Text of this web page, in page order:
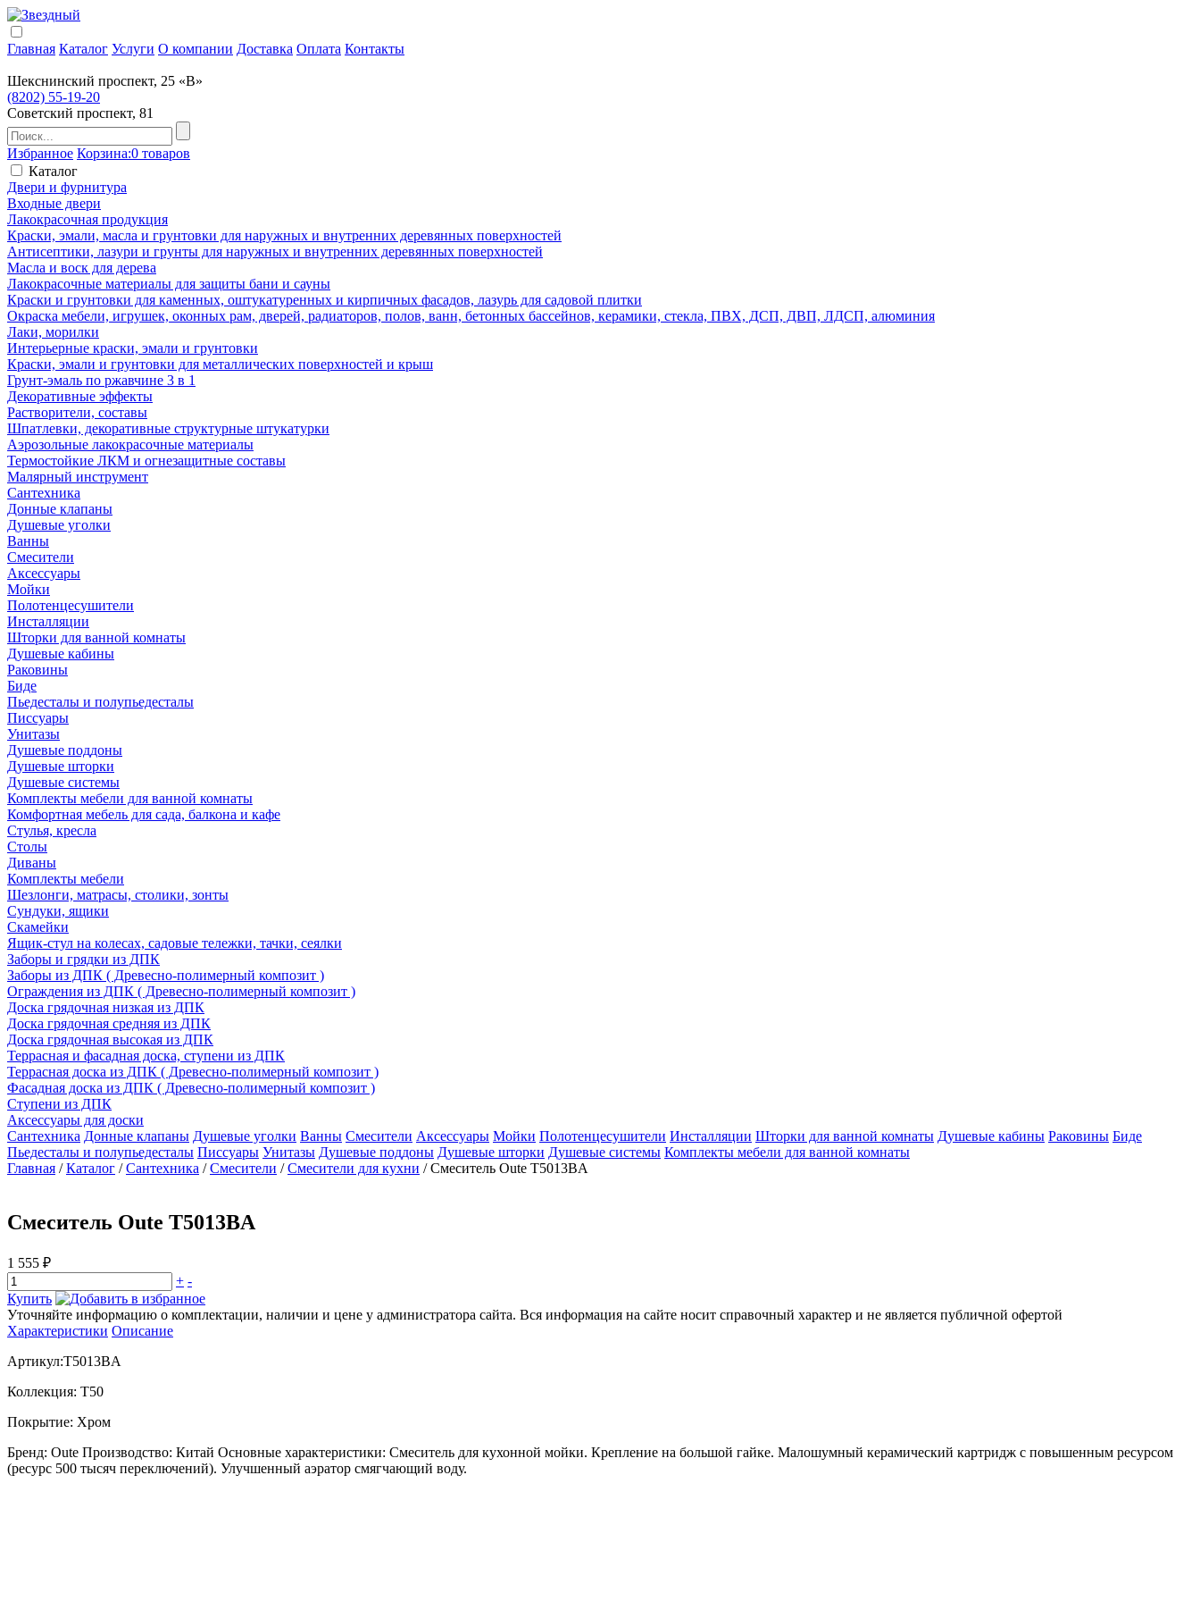
Главная Каталог Услуги О компании Доставка Оплата Контакты
Шекснинский проспект, 25 «В»
(8202) 55-19-20
Советский проспект, 81
Избранное Корзина:0 товаров
Каталог
Двери и фурнитура
Входные двери
Лакокрасочная продукция
Краски, эмали, масла и грунтовки для наружных и внутренних деревянных поверхностей
Антисептики, лазури и грунты для наружных и внутренних деревянных поверхностей
Масла и воск для дерева
Лакокрасочные материалы для защиты бани и сауны
Краски и грунтовки для каменных, оштукатуренных и кирпичных фасадов, лазурь для садовой плитки
Окраска мебели, игрушек, оконных рам, дверей, радиаторов, полов, ванн, бетонных бассейнов, керамики, стекла, ПВХ, ДСП, ДВП, ЛДСП, алюминия
Лаки, морилки
Интерьерные краски, эмали и грунтовки
Краски, эмали и грунтовки для металлических поверхностей и крыш
Грунт-эмаль по ржавчине 3 в 1
Декоративные эффекты
Растворители, составы
Шпатлевки, декоративные структурные штукатурки
Аэрозольные лакокрасочные материалы
Термостойкие ЛКМ и огнезащитные составы
Малярный инструмент
Сантехника
Донные клапаны
Душевые уголки
Ванны
Смесители
Аксессуары
Мойки
Полотенцесушители
Инсталляции
Шторки для ванной комнаты
Душевые кабины
Раковины
Биде
Пьедесталы и полупьедесталы
Писсуары
Унитазы
Душевые поддоны
Душевые шторки
Душевые системы
Комплекты мебели для ванной комнаты
Комфортная мебель для сада, балкона и кафе
Стулья, кресла
Столы
Диваны
Комплекты мебели
Шезлонги, матрасы, столики, зонты
Сундуки, ящики
Скамейки
Ящик-стул на колесах, садовые тележки, тачки, сеялки
Заборы и грядки из ДПК
Заборы из ДПК ( Древесно-полимерный композит )
Ограждения из ДПК ( Древесно-полимерный композит )
Доска грядочная низкая из ДПК
Доска грядочная средняя из ДПК
Доска грядочная высокая из ДПК
Террасная и фасадная доска, ступени из ДПК
Террасная доска из ДПК ( Древесно-полимерный композит )
Фасадная доска из ДПК ( Древесно-полимерный композит )
Ступени из ДПК
Аксессуары для доски
Сантехника Донные клапаны Душевые уголки Ванны Смесители Аксессуары Мойки Полотенцесушители Инсталляции Шторки для ванной комнаты Душевые кабины Раковины Биде
Пьедесталы и полупьедесталы Писсуары Унитазы Душевые поддоны Душевые шторки Душевые системы Комплекты мебели для ванной комнаты
Главная / Каталог / Сантехника / Смесители / Смесители для кухни /Смеситель Oute T5013BA
Смеситель Oute T5013BA
1 555 ₽
+ -
Купить
Уточняйте информацию о комплектации, наличии и цене у администратора сайта. Вся информация на сайте носит справочный характер и не является публичной офертой
Характеристики Описание
Артикул:T5013BA
Коллекция: T50
Покрытие: Хром
Бренд: Oute Производство: Китай Основные характеристики: Смеситель для кухонной мойки. Крепление на большой гайке. Малошумный керамический картридж с повышенным ресурсом
(ресурс 500 тысяч переключений). Улучшенный аэратор смягчающий воду.